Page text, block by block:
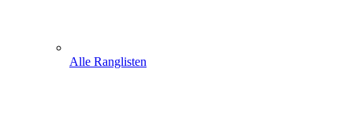
Alle Ranglisten